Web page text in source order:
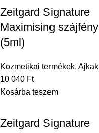
Zeitgard Signature
Maximising szájfény
(5ml)
Kozmetikai termékek, Ajkak
10 040 Ft
Kosárba teszem
Zeitgard Signature